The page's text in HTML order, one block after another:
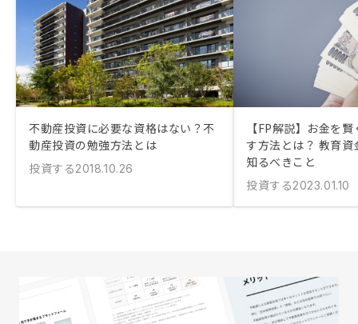
不動産投資に必要な資格はない？不
動産投資の勉強方法とは
投資する2018.10.26
【FP解説】お金を
す方法とは？ 教育
知るべきこと
投資する2023.01.10